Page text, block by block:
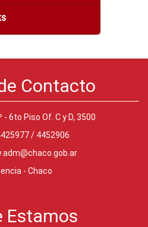
Contacto
6to Piso Of. C y D, 3500
/ 4452906
- Chaco
Estamos